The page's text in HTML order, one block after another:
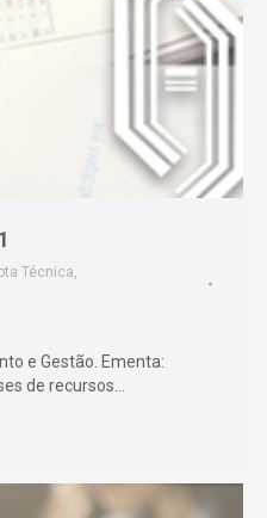
Técnica,
e Gestão. Ementa:
de recursos…